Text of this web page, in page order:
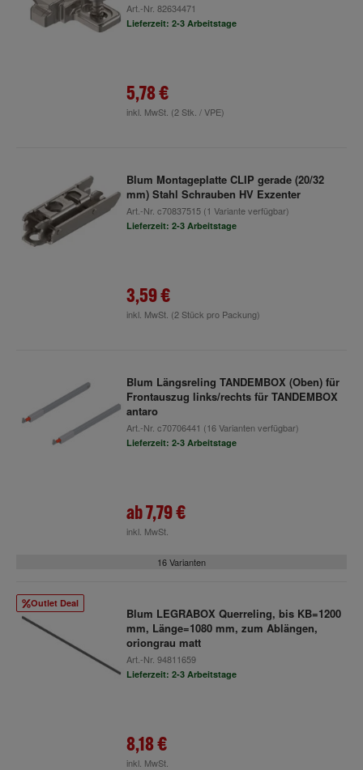
Art.-Nr. 82634471
Lieferzeit: 2-3 Arbeitstage
5,78 €
inkl. MwSt. (2 Stk. / VPE)
Blum Montageplatte CLIP gerade (20/32
mm) Stahl Schrauben HV Exzenter
Art.-Nr. c70837515(1 Variante verfügbar)
Lieferzeit: 2-3 Arbeitstage
3,59 €
inkl. MwSt. (2 Stück pro Packung)
Blum Längsreling TANDEMBOX (Oben) für
Frontauszug links/rechts für TANDEMBOX
antaro
Art.-Nr. c70706441 (16 Varianten verfügbar)
Lieferzeit: 2-3 Arbeitstage
ab7,79 €
inkl. MwSt.
16 Varianten
Outlet Deal
Blum LEGRABOX Querreling, bis KB=1200
mm, Länge=1080 mm, zum Ablängen,
oriongrau matt
Art.-Nr. 94811659
Lieferzeit: 2-3 Arbeitstage
8,18 €
inkl. MwSt.